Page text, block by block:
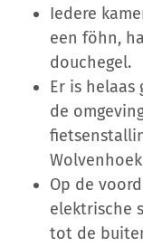
Iedere
een föhn,
douchegel.
Er is helaas
de
Op de
elektrische
tot de